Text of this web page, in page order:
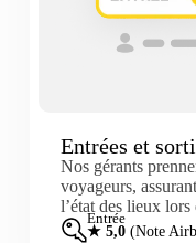
Entrées et
Nos gérants
voyageurs,
l’état des lieux lors
Entrée
★ 5,0 (Note